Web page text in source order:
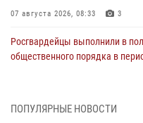
07 августа 2026, 08:33 3
Росгвардейцы выполнили в
общественного порядка в
ПОПУЛЯРНЫЕ НОВОСТИ